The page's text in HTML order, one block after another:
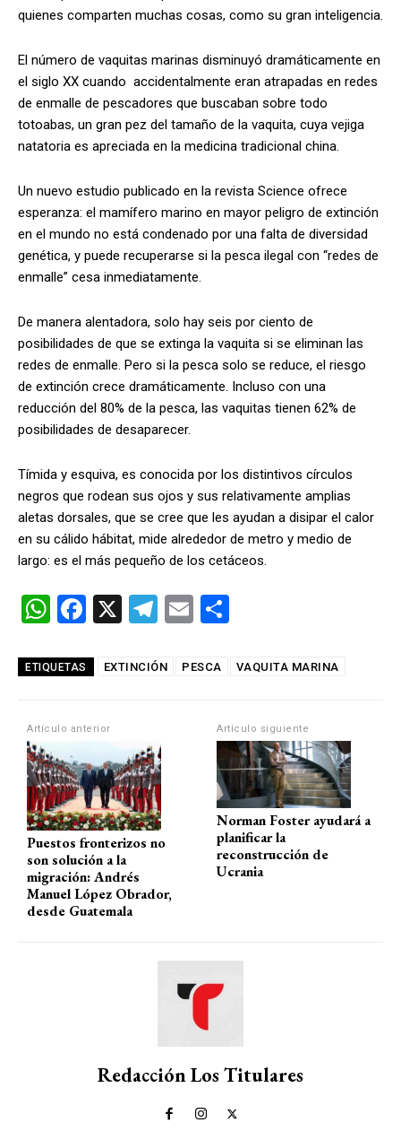
quienes comparten muchas cosas, como su gran inteligencia.
El número de vaquitas marinas disminuyó dramáticamente en
el siglo XX cuando accidentalmente eran atrapadas en redes
de enmalle de pescadores que buscaban sobre todo
totoabas, un gran pez del tamaño de la vaquita, cuya vejiga
natatoria es apreciada en la medicina tradicional china.
Un nuevo estudio publicado en la revista Science ofrece
esperanza: el mamífero marino en mayor peligro de extinción
en el mundo no está condenado por una falta de diversidad
genética, y puede recuperarse si la pesca ilegal con “redes de
enmalle” cesa inmediatamente.
De manera alentadora, solo hay seis por ciento de
posibilidades de que se extinga la vaquita si se eliminan las
redes de enmalle. Pero si la pesca solo se reduce, el riesgo
de extinción crece dramáticamente. Incluso con una
reducción del 80% de la pesca, las vaquitas tienen 62% de
posibilidades de desaparecer.
Tímida y esquiva, es conocida por los distintivos círculos
negros que rodean sus ojos y sus relativamente amplias
aletas dorsales, que se cree que les ayudan a disipar el calor
en su cálido hábitat, mide alrededor de metro y medio de
largo: es el más pequeño de los cetáceos.
W
at
A
p
p
F
ce
o
o
k
X
T
e
m
E
ail m
ar
tir
ETIQUETAS EXTINCIÓN PESCA VAQUITA MARINA
Artículo anterior
Puestos fronterizos no
son solución a la
migración: Andrés
Manuel López Obrador,
desde Guatemala
Artículo siguiente
Norman Foster ayudará a
planificar la
reconstrucción de
Ucrania
Redacción Los Titulares